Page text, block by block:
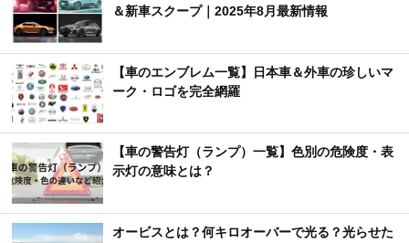
＆新車スクープ｜2025年8月最新情報
【車のエンブレム一覧】日本車＆外車の珍しいマ
ーク・ロゴを完全網羅
【車の警告灯（ランプ）一覧】色別の危険度・表
示灯の意味とは？
オービスとは？何キロオーバーで光る？光らせた